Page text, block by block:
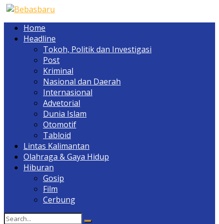
Home
Headline
Tokoh, Politik dan Investigasi
Post
Kriminal
Nasional dan Daerah
Internasional
Advetorial
Dunia Islam
Otomotif
Tabloid
Lintas Kalimantan
Olahraga & Gaya Hidup
Hiburan
Gosip
Film
Cerbung